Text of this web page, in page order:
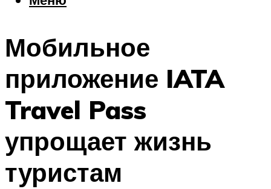
Шоппинг
Меню
Мобильное
приложение IATA
Travel Pass
упрощает жизнь
туристам